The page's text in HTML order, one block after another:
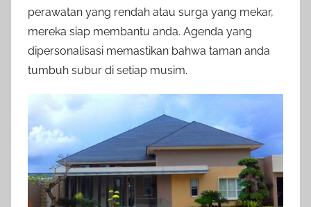
perawatan yang rendah atau surga yang mekar,
mereka siap membantu anda. Agenda yang
dipersonalisasi memastikan bahwa taman anda
tumbuh subur di setiap musim.